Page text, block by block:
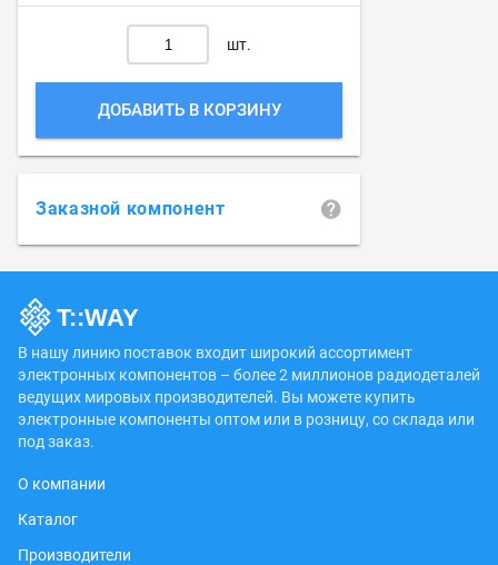
шт.
ДОБАВИТЬ В КОРЗИНУ
Заказной компонент
В нашу линию поставок входит широкий ассортимент
электронных компонентов – более 2 миллионов радиодеталей
ведущих мировых производителей. Вы можете купить
электронные компоненты оптом или в розницу, со склада или
под заказ.
О компании
Каталог
Производители